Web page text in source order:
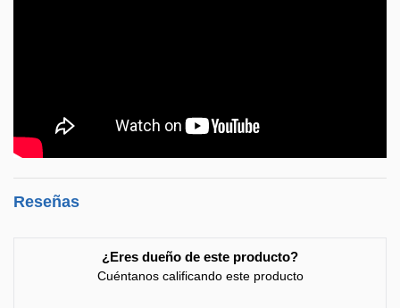
Reseñas
¿Eres dueño de este producto?
Cuéntanos calificando este producto